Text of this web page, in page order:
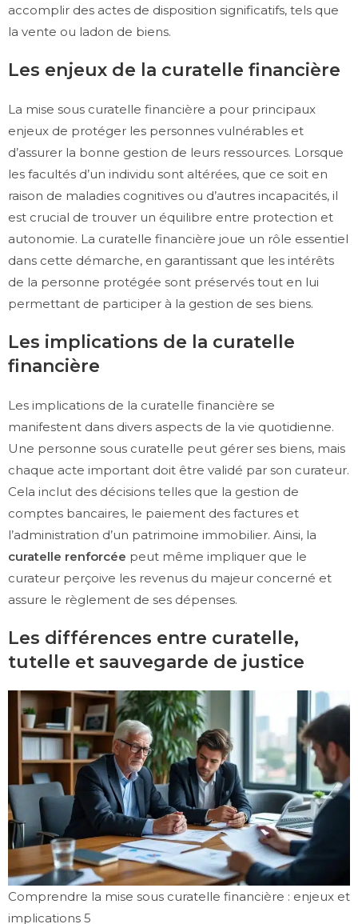
accomplir des actes de disposition significatifs, tels que
la vente ou ladon de biens.
Les enjeux de la curatelle financière
La mise sous curatelle financière a pour principaux
enjeux de protéger les personnes vulnérables et
d’assurer la bonne gestion de leurs ressources. Lorsque
les facultés d’un individu sont altérées, que ce soit en
raison de maladies cognitives ou d’autres incapacités, il
est crucial de trouver un équilibre entre protection et
autonomie. La curatelle financière joue un rôle essentiel
dans cette démarche, en garantissant que les intérêts
de la personne protégée sont préservés tout en lui
permettant de participer à la gestion de ses biens.
Les implications de la curatelle
financière
Les implications de la curatelle financière se
manifestent dans divers aspects de la vie quotidienne.
Une personne sous curatelle peut gérer ses biens, mais
chaque acte important doit être validé par son curateur.
Cela inclut des décisions telles que la gestion de
comptes bancaires, le paiement des factures et
l’administration d’un patrimoine immobilier. Ainsi, la
curatelle renforcée peut même impliquer que le
curateur perçoive les revenus du majeur concerné et
assure le règlement de ses dépenses.
Les différences entre curatelle,
tutelle et sauvegarde de justice
Comprendre la mise sous curatelle financière : enjeux et
implications 5